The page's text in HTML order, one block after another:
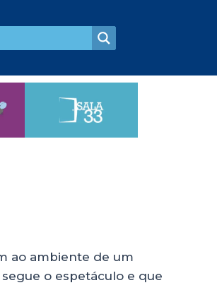
ao ambiente de um
o espetáculo e que